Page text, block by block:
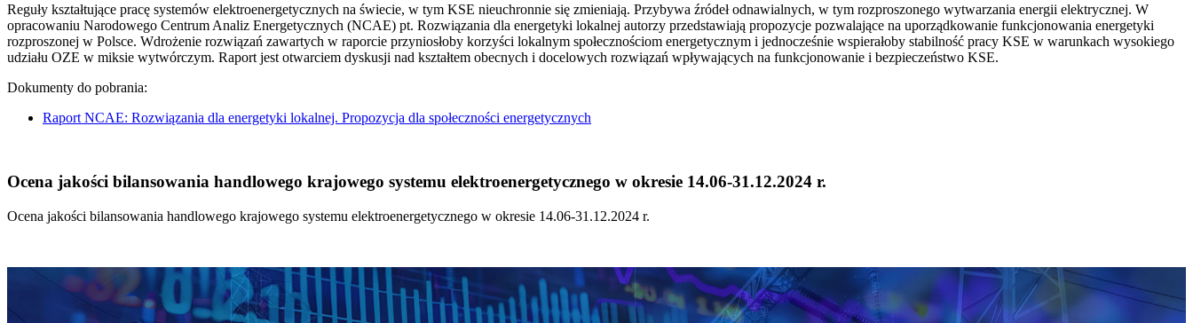
Reguły kształtujące pracę systemów elektroenergetycznych na świecie, w tym KSE nieuchronnie się zmieniają. Przybywa źródeł odnawialnych, w tym rozproszonego wytwarzania energii elektrycznej. W
opracowaniu Narodowego Centrum Analiz Energetycznych (NCAE) pt. Rozwiązania dla energetyki lokalnej autorzy przedstawiają propozycje pozwalające na uporządkowanie funkcjonowania energetyki
rozproszonej w Polsce. Wdrożenie rozwiązań zawartych w raporcie przyniosłoby korzyści lokalnym społecznościom energetycznym i jednocześnie wspierałoby stabilność pracy KSE w warunkach wysokiego
udziału OZE w miksie wytwórczym. Raport jest otwarciem dyskusji nad kształtem obecnych i docelowych rozwiązań wpływających na funkcjonowanie i bezpieczeństwo KSE.
Dokumenty do pobrania:
Raport NCAE: Rozwiązania dla energetyki lokalnej. Propozycja dla społeczności energetycznych
Ocena jakości bilansowania handlowego krajowego systemu elektroenergetycznego w okresie 14.06-31.12.2024 r.
Ocena jakości bilansowania handlowego krajowego systemu elektroenergetycznego w okresie 14.06-31.12.2024 r.